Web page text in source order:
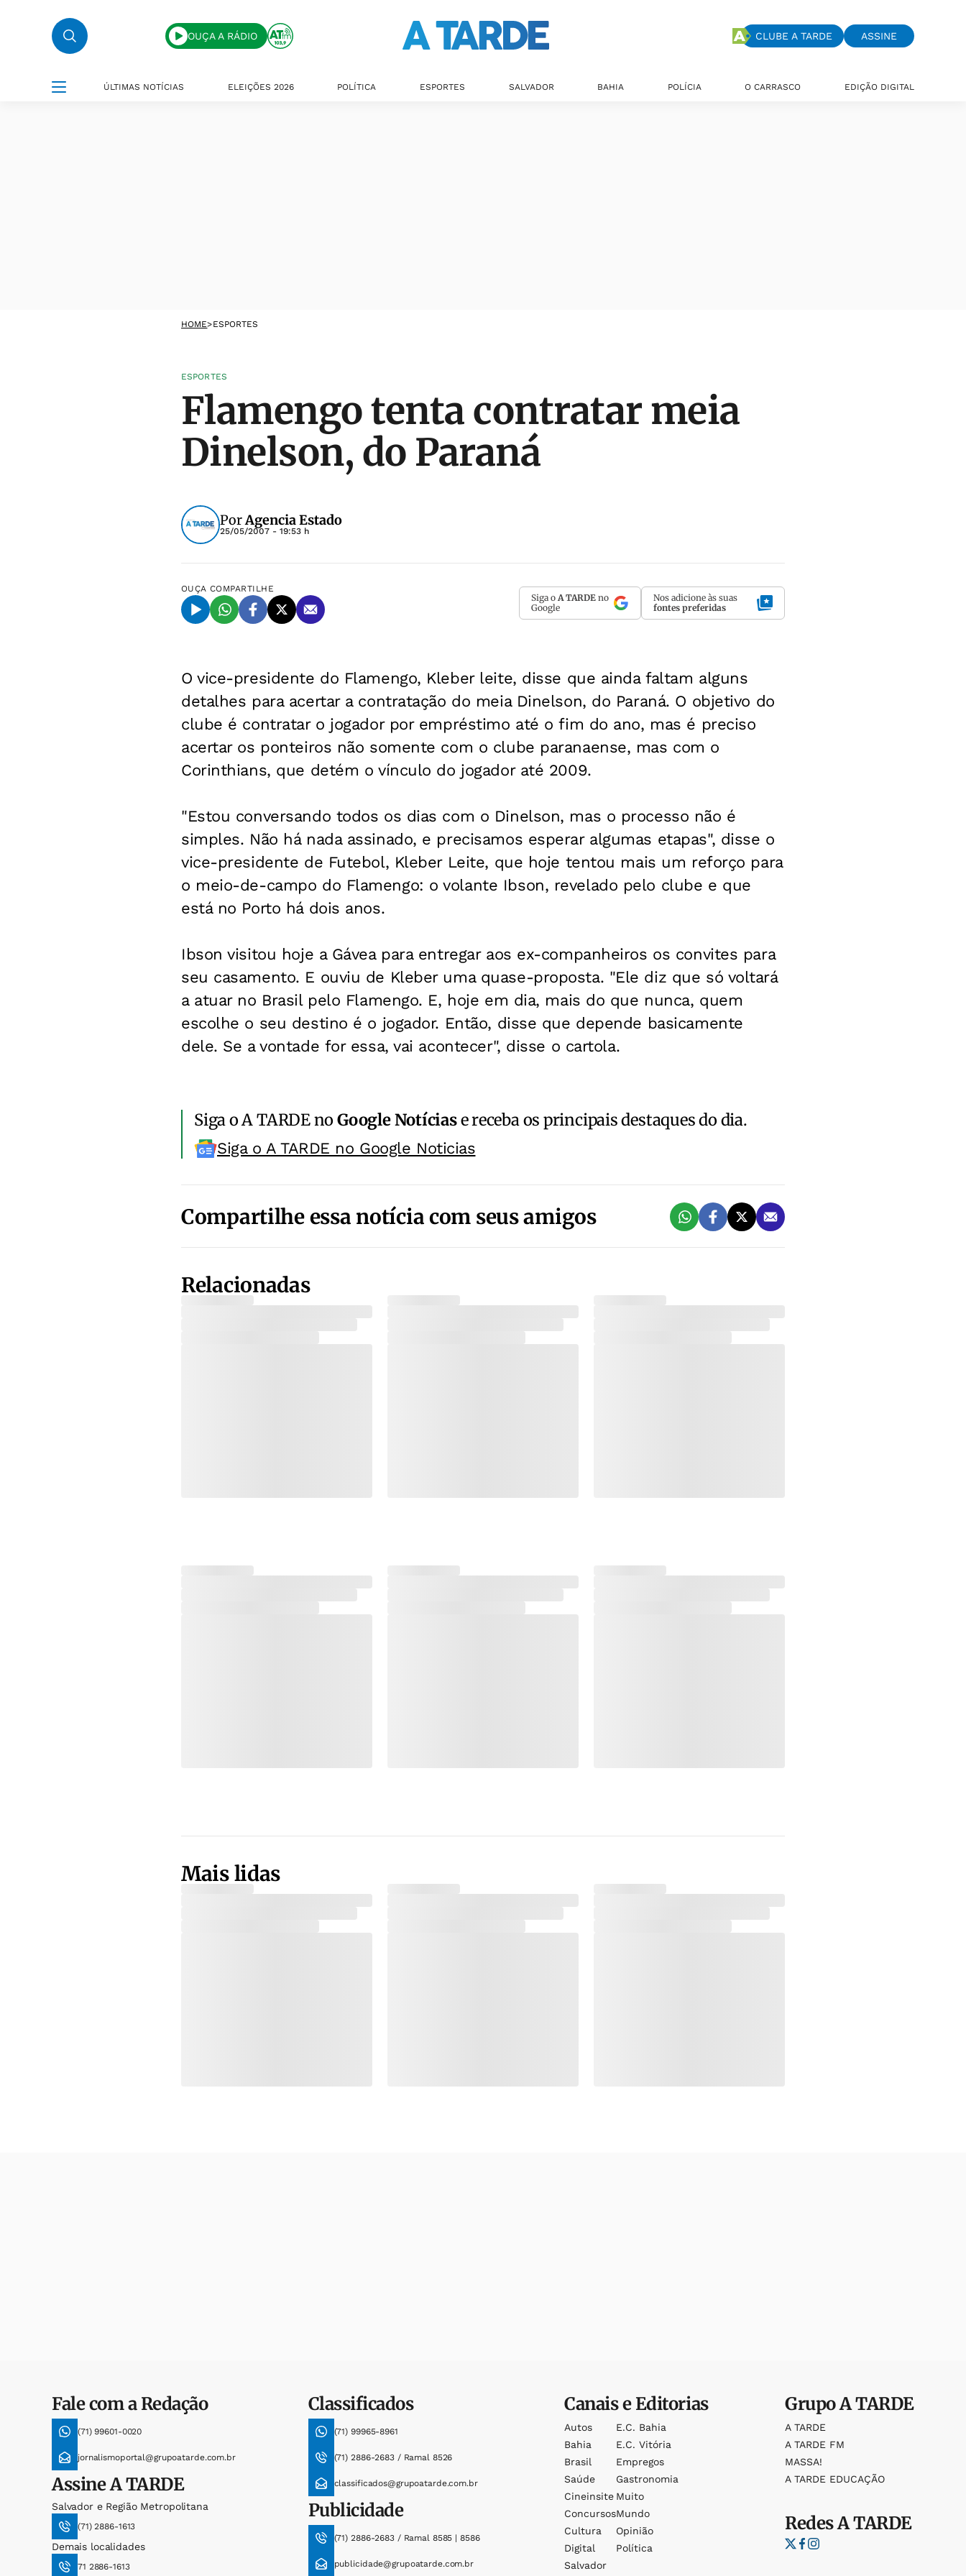
OUÇA A RÁDIO CLUBE A TARDE ASSINE
ÚLTIMAS NOTÍCIAS ELEIÇÕES 2026 POLÍTICA ESPORTES SALVADOR BAHIA POLÍCIA O CARRASCO EDIÇÃO DIGITAL
HOME>ESPORTES
ESPORTES
Flamengo tenta contratar meia
Dinelson, do Paraná
PorAgencia Estado
25/05/2007 - 19:53 h
OUÇA COMPARTILHE
Siga o A TARDE no
Google
Nos adicione às suas
fontes preferidas
O vice-presidente do Flamengo, Kleber leite, disse que ainda faltam alguns
detalhes para acertar a contratação do meia Dinelson, do Paraná. O objetivo do
clube é contratar o jogador por empréstimo até o fim do ano, mas é preciso
acertar os ponteiros não somente com o clube paranaense, mas com o
Corinthians, que detém o vínculo do jogador até 2009.
"Estou conversando todos os dias com o Dinelson, mas o processo não é
simples. Não há nada assinado, e precisamos esperar algumas etapas", disse o
vice-presidente de Futebol, Kleber Leite, que hoje tentou mais um reforço para
o meio-de-campo do Flamengo: o volante Ibson, revelado pelo clube e que
está no Porto há dois anos.
Ibson visitou hoje a Gávea para entregar aos ex-companheiros os convites para
seu casamento. E ouviu de Kleber uma quase-proposta. "Ele diz que só voltará
a atuar no Brasil pelo Flamengo. E, hoje em dia, mais do que nunca, quem
escolhe o seu destino é o jogador. Então, disse que depende basicamente
dele. Se a vontade for essa, vai acontecer", disse o cartola.
Siga o A TARDE noGoogle Notíciase receba os principais destaques do dia.
Siga o A TARDE no Google Noticias
Compartilhe essa notícia com seus amigos
Relacionadas
Mais lidas
Fale com a Redação
(71) 99601-0020
jornalismoportal@grupoatarde.com.br
AssineA TARDE
Salvador e Região Metropolitana
(71) 2886-1613
Demais localidades
71 2886-1613
Classificados
(71) 99965-8961
(71) 2886-2683 / Ramal 8526
classificados@grupoatarde.com.br
Publicidade
(71) 2886-2683 / Ramal 8585 | 8586
publicidade@grupoatarde.com.br
Canais e Editorias
Autos
Bahia
Brasil
Saúde
Cineinsite
Concursos
Cultura
Digital
Salvador
E.c. Bahia
E.c. Vitória
Empregos
Gastronomia
Muito
Mundo
Opinião
Política
GrupoA TARDE
A TARDE
A TARDE FM
MASSA!
A TARDE EDUCAÇÃO
RedesA TARDE